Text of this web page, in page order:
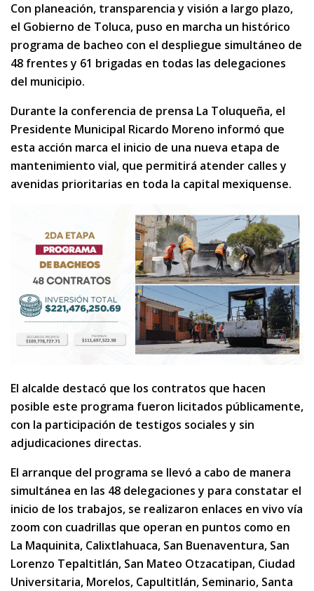
Con planeación, transparencia y visión a largo plazo,
el Gobierno de Toluca, puso en marcha un histórico
programa de bacheo con el despliegue simultáneo de
48 frentes y 61 brigadas en todas las delegaciones
del municipio.
Durante la conferencia de prensa La Toluqueña, el
Presidente Municipal Ricardo Moreno informó que
esta acción marca el inicio de una nueva etapa de
mantenimiento vial, que permitirá atender calles y
avenidas prioritarias en toda la capital mexiquense.
El alcalde destacó que los contratos que hacen
posible este programa fueron licitados públicamente,
con la participación de testigos sociales y sin
adjudicaciones directas.
El arranque del programa se llevó a cabo de manera
simultánea en las 48 delegaciones y para constatar el
inicio de los trabajos, se realizaron enlaces en vivo vía
zoom con cuadrillas que operan en puntos como en
La Maquinita, Calixtlahuaca, San Buenaventura, San
Lorenzo Tepaltitlán, San Mateo Otzacatipan, Ciudad
Universitaria, Morelos, Capultitlán, Seminario, Santa